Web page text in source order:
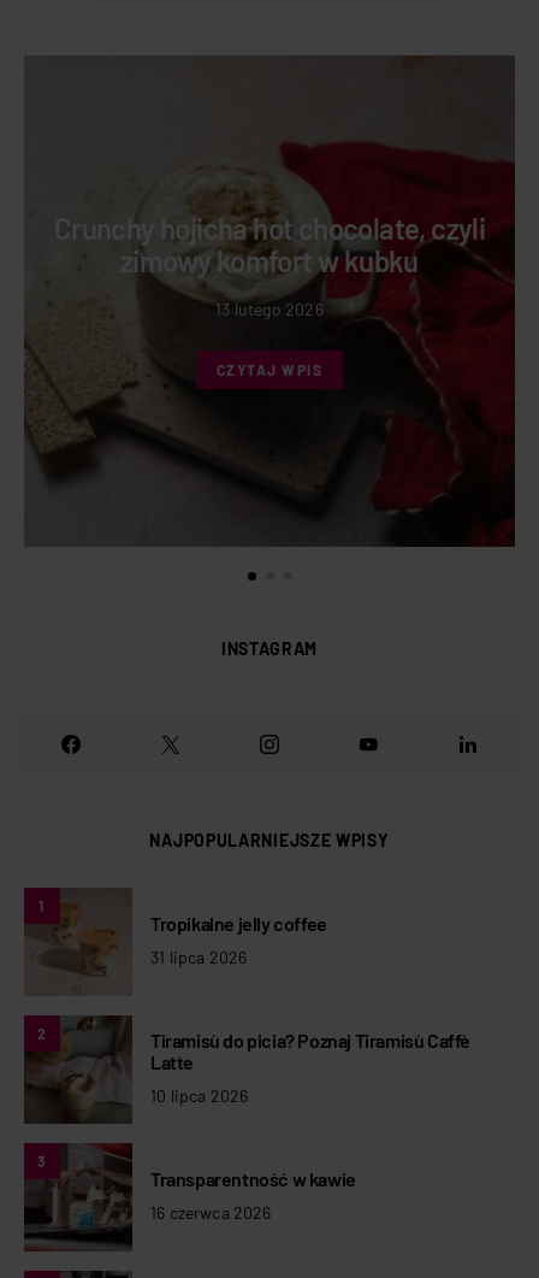
Crunchy hojicha hot chocolate, czyli
zimowy komfort w kubku
13 lutego 2026
CZYTAJ WPIS
INSTAGRAM
NAJPOPULARNIEJSZE WPISY
1
Tropikalne jelly coffee
31 lipca 2026
2
Tiramisù do picia? Poznaj Tiramisù Caffè
Latte
10 lipca 2026
3
Transparentność w kawie
16 czerwca 2026